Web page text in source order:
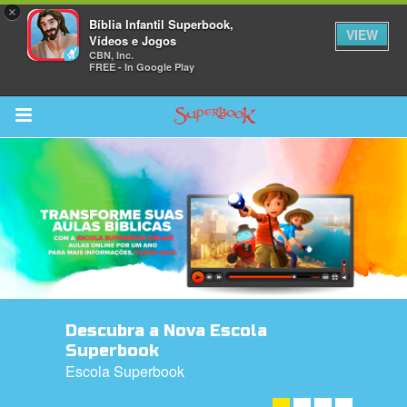
×
Bíblia Infantil Superbook,
Vídeos e Jogos
CBN, Inc.
FREE - In Google Play
VIEW
Return to Content
Descubra a Nova Escola
Superbook
Escola Superbook